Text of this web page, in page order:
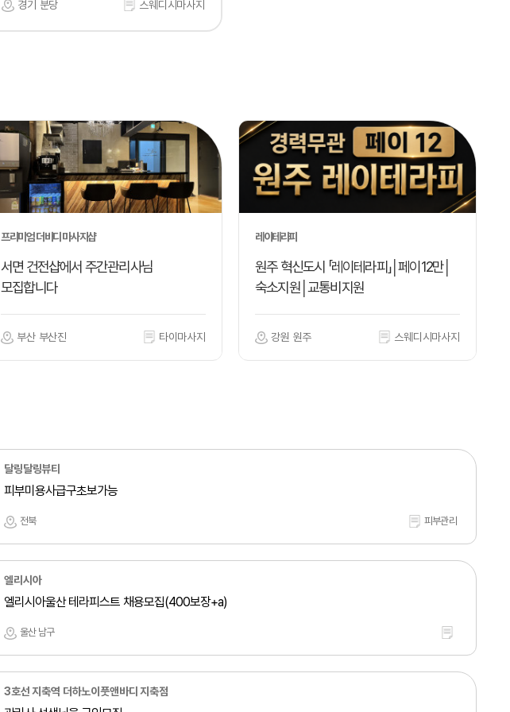
경기 분당 스웨디시마사지
프리미엄 더바디 마사지샵
서면 건전샵에서 주간관리사님
모집합니다
부산 부산진 타이마사지
레이테라피
원주 혁신도시 「레이테라피」│페이12만│
숙소지원│교통비지원
강원 원주 스웨디시마사지
달링달링뷰티
피부미용사급구초보가능
전북 피부관리
엘리시아
엘리시아울산 테라피스트 채용모집(400보장+a)
울산 남구
3호선 지축역 더하노이풋앤바디 지축점